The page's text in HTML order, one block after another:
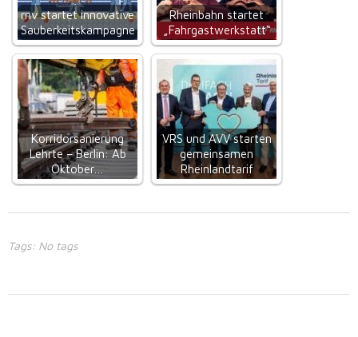
rnv startet innovative
Sauberkeitskampagne
Rheinbahn startet
„Fahrgastwerkstatt“
Korridorsanierung
Lehrte – Berlin: Ab
Oktober…
VRS und AVV starten
gemeinsamen
Rheinlandtarif
Tags: No tags